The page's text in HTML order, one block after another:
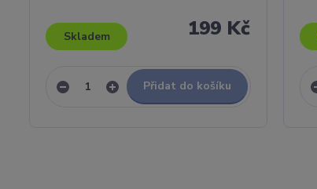
199 Kč
Skladem
Přidat do košíku